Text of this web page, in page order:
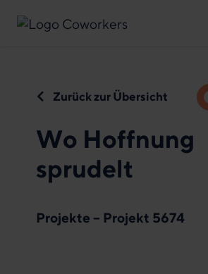
Deutsch
Zurück zur Übersicht
Wo Hoffnung
sprudelt
Projekte – Projekt 5674